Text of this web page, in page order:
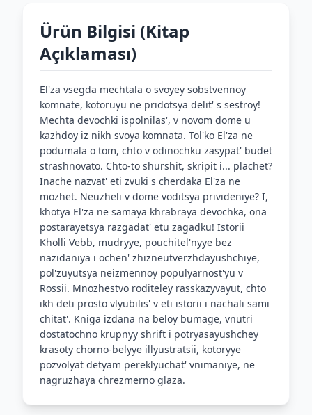
Ürün Bilgisi (Kitap
Açıklaması)
El'za vsegda mechtala o svoyey sobstvennoy
komnate, kotoruyu ne pridotsya delit' s sestroy!
Mechta devochki ispolnilas', v novom dome u
kazhdoy iz nikh svoya komnata. Tol'ko El'za ne
podumala o tom, chto v odinochku zasypat' budet
strashnovato. Chto-to shurshit, skripit i... plachet?
Inache nazvat' eti zvuki s cherdaka El'za ne
mozhet. Neuzheli v dome voditsya privideniye? I,
khotya El'za ne samaya khrabraya devochka, ona
postarayetsya razgadat' etu zagadku! Istorii
Kholli Vebb, mudryye, pouchitel'nyye bez
nazidaniya i ochen' zhizneutverzhdayushchiye,
pol'zuyutsya neizmennoy populyarnost'yu v
Rossii. Mnozhestvo roditeley rasskazyvayut, chto
ikh deti prosto vlyubilis' v eti istorii i nachali sami
chitat'. Kniga izdana na beloy bumage, vnutri
dostatochno krupnyy shrift i potryasayushchey
krasoty chorno-belyye illyustratsii, kotoryye
pozvolyat detyam pereklyuchat' vnimaniye, ne
nagruzhaya chrezmerno glaza.